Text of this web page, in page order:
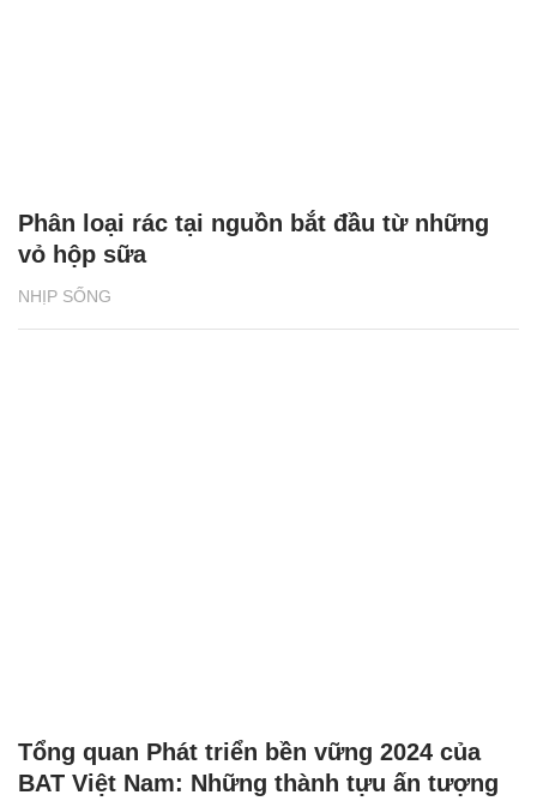
NHỊP SỐNG
Phân loại rác tại nguồn bắt đầu từ những
vỏ hộp sữa
Tổng quan Phát triển bền vững 2024 của
BAT Việt Nam: Những thành tựu ấn tượng